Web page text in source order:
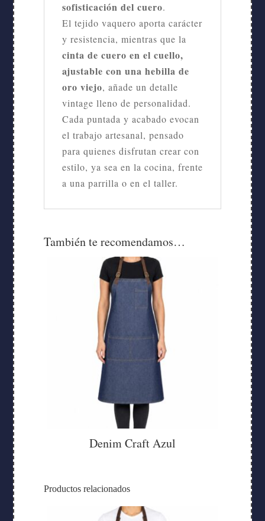
sofisticación del cuero.
El tejido vaquero aporta carácter
y resistencia, mientras que la
cinta de cuero en el cuello,
ajustable con una hebilla de
oro viejo, añade un detalle
vintage lleno de personalidad.
Cada puntada y acabado evocan
el trabajo artesanal, pensado
para quienes disfrutan crear con
estilo, ya sea en la cocina, frente
a una parrilla o en el taller.
También te recomendamos…
Denim Craft Azul
Productos relacionados